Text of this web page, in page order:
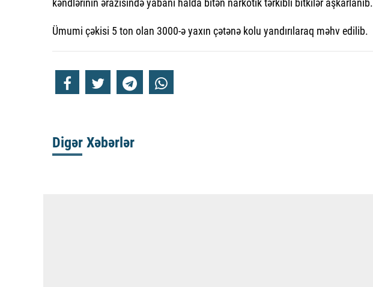
kəndlərinin ərazisində yabanı halda bitən narkotik tərkibli bitkilər aşkarlanıb.
Ümumi çəkisi 5 ton olan 3000-ə yaxın çətənə kolu yandırılaraq məhv edilib.
Digər Xəbərlər